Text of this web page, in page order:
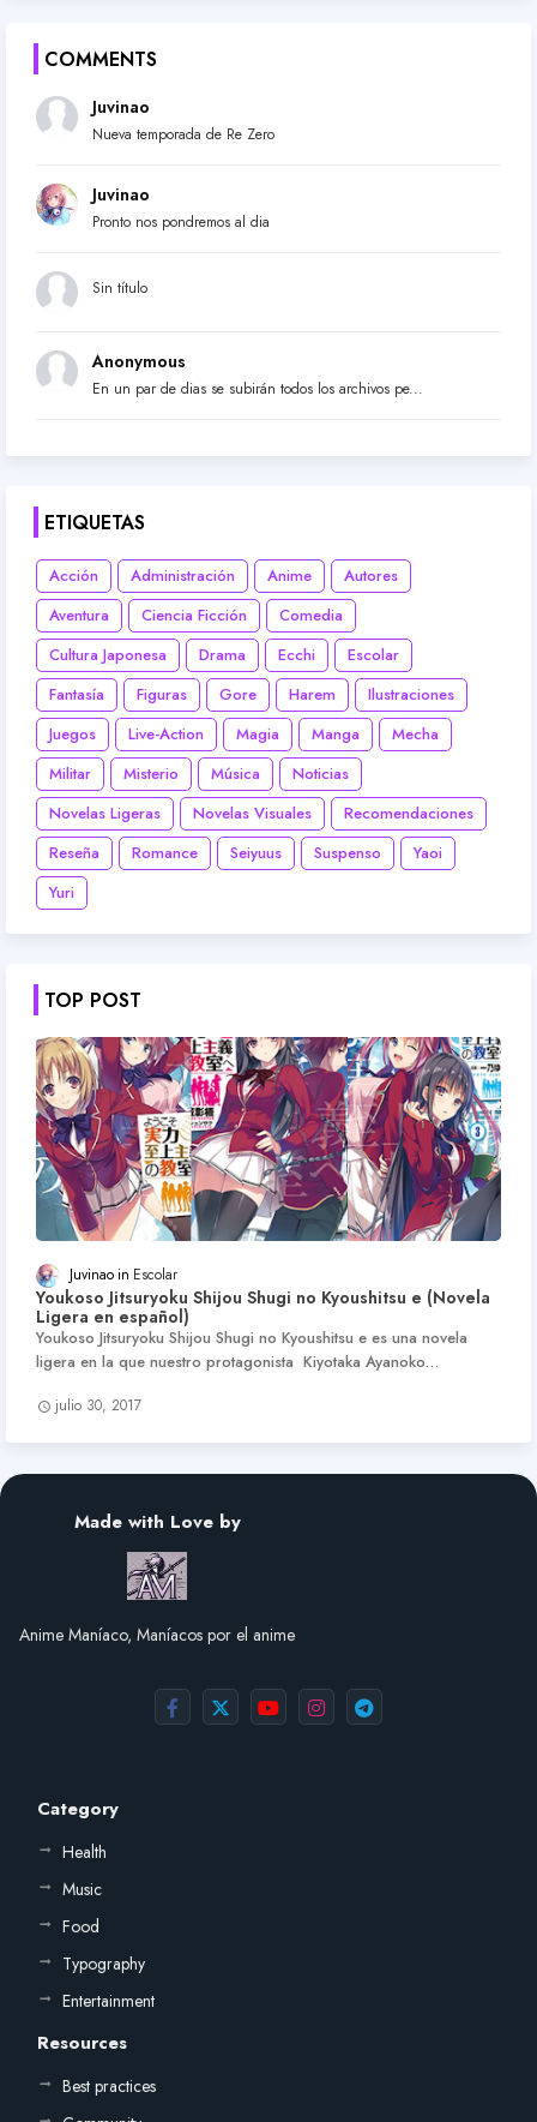
COMMENTS
Juvinao
Nueva temporada de Re Zero
Juvinao
Pronto nos pondremos al dia
Sin título
Anonymous
En un par de dias se subirán todos los archivos pe...
ETIQUETAS
Acción Administración Anime
Autores
Aventura
Ciencia Ficción
Comedia
Cultura Japonesa
Drama Ecchi
Escolar
Fantasía
Figuras Gore Harem
Ilustraciones
Juegos
Live-Action Magia Manga
Mecha
Militar
Misterio Música
Noticias
Novelas Ligeras
Novelas Visuales
Recomendaciones
Reseña
Romance Seiyuus Suspenso
Yaoi
Yuri
TOP POST
Juvinao Escolar
Youkoso Jitsuryoku Shijou Shugi no Kyoushitsu e (Novela
Ligera en español)
Youkoso Jitsuryoku Shijou Shugi no Kyoushitsu e es una novela
ligera en la que nuestro protagonista Kiyotaka Ayanoko…
julio 30, 2017
Made with Love by
Anime Maníaco, Maníacos por el anime
Category
Health
Music
Food
Typography
Entertainment
Resources
Best practices